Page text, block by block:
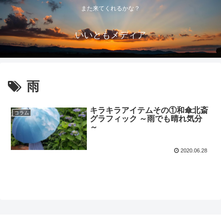
また来てくれるかな？
いいともメディア
雨
コラム
キラキラアイテムその①和傘北斎
グラフィック ～雨でも晴れ気分
～
2020.06.28